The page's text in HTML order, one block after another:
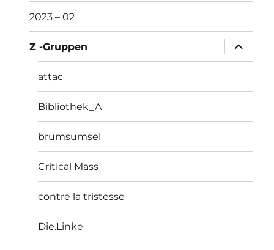
2023 – 02
Z -Gruppen
öffnen
attac
Bibliothek_A
brumsumsel
Critical Mass
contre la tristesse
Die.Linke